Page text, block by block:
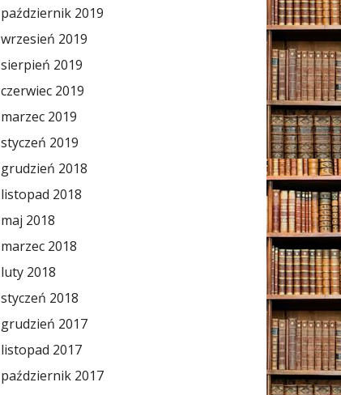
październik 2019
wrzesień 2019
sierpień 2019
czerwiec 2019
marzec 2019
styczeń 2019
grudzień 2018
listopad 2018
maj 2018
marzec 2018
luty 2018
styczeń 2018
grudzień 2017
listopad 2017
październik 2017